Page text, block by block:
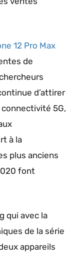
12 Pro Max
de
d’attirer
5G,
à la
plus anciens
font
qui avec la
de la série
appareils